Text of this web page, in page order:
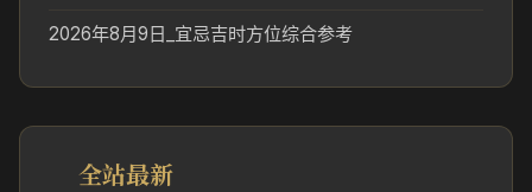
2026年8月9日_宜忌吉时方位综合参考
全站最新